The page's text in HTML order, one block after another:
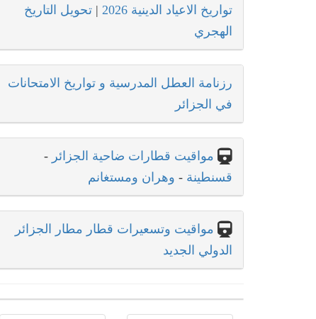
تواريخ الاعياد الدينية 2026 | تحويل التاريخ
الهجري
رزنامة العطل المدرسية و تواريخ الامتحانات
في الجزائر
مواقيت قطارات ضاحية الجزائر -
قسنطينة - وهران ومستغانم
مواقيت وتسعيرات قطار مطار الجزائر
الدولي الجديد